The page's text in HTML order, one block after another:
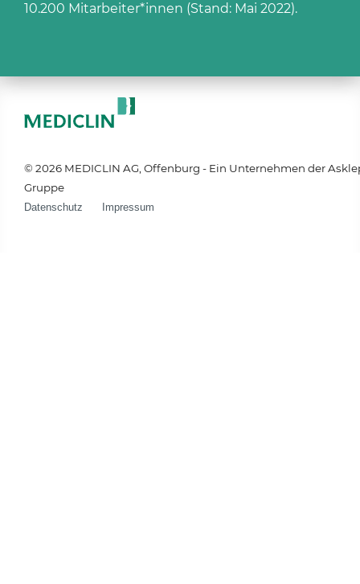
10.200 Mitarbeiter*innen (Stand: Mai 2022).
© 2026 MEDICLIN AG, Offenburg - Ein Unternehmen der
Gruppe
Datenschutz Impressum